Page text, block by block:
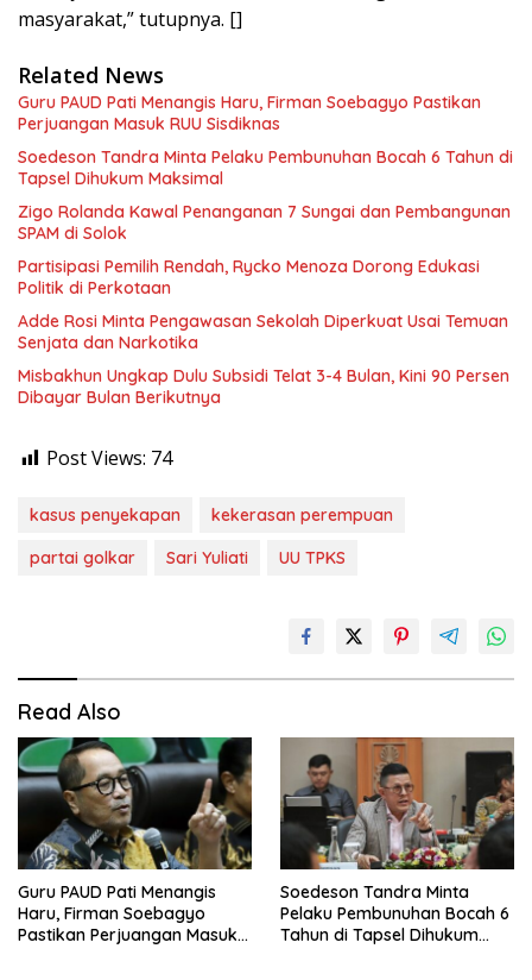
masyarakat,” tutupnya. []
Related News
Guru PAUD Pati Menangis Haru, Firman Soebagyo Pastikan
Perjuangan Masuk RUU Sisdiknas
Soedeson Tandra Minta Pelaku Pembunuhan Bocah 6 Tahun di
Tapsel Dihukum Maksimal
Zigo Rolanda Kawal Penanganan 7 Sungai dan Pembangunan
SPAM di Solok
Partisipasi Pemilih Rendah, Rycko Menoza Dorong Edukasi
Politik di Perkotaan
Adde Rosi Minta Pengawasan Sekolah Diperkuat Usai Temuan
Senjata dan Narkotika
Misbakhun Ungkap Dulu Subsidi Telat 3-4 Bulan, Kini 90 Persen
Dibayar Bulan Berikutnya
Post Views: 74
kasus penyekapan
kekerasan perempuan
partai golkar
Sari Yuliati UU TPKS
Read Also
Guru PAUD Pati Menangis
Haru, Firman Soebagyo
Pastikan Perjuangan Masuk
Soedeson Tandra Minta
Pelaku Pembunuhan Bocah 6
Tahun di Tapsel Dihukum